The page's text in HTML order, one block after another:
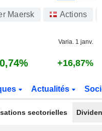
Maersk Actions
Varia. 1 janv.
+16,87%
Actualités
sectorielles